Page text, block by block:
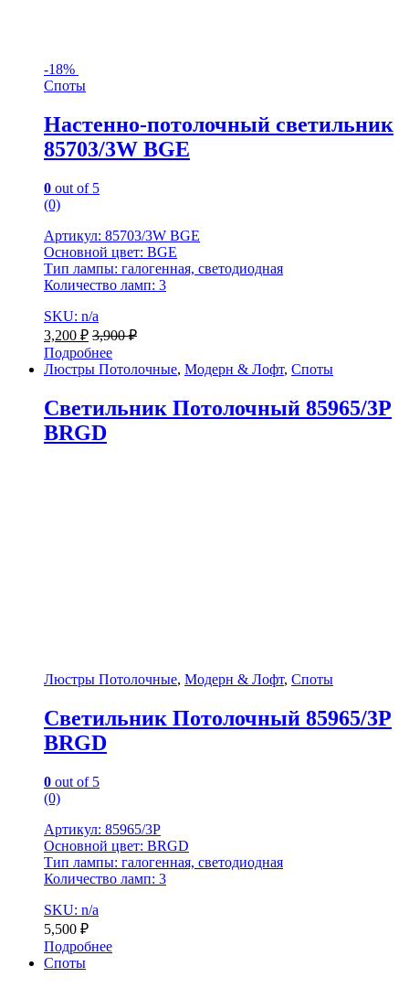
-18%
Споты
Настенно-потолочный светильник
85703/3W BGE
0 out of 5
(0)
Артикул: 85703/3W BGE
Основной цвет: BGE
Тип лампы: галогенная, светодиодная
Количество ламп: 3
SKU: n/a
3,200 ₽ 3,900₽
Подробнее
Люстры Потолочные, Модерн & Лофт, Споты
Светильник Потолочный 85965/3P
BRGD
Люстры Потолочные, Модерн & Лофт, Споты
Светильник Потолочный 85965/3P
BRGD
0 out of 5
(0)
Артикул: 85965/3P
Основной цвет: BRGD
Тип лампы: галогенная, светодиодная
Количество ламп: 3
SKU: n/a
5,500 ₽
Подробнее
Споты